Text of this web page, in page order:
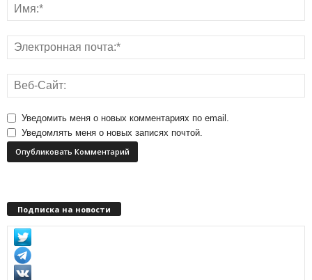
Уведомить меня о новых комментариях по email.
Уведомлять меня о новых записях почтой.
Подписка на новости